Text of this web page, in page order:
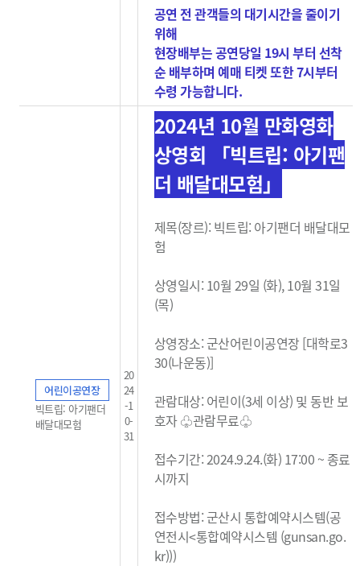
공연 전 관객들의 대기시간을 줄이기
위해
현장배부는 공연당일 19시 부터 선착
순 배부하며 예매 티켓 또한 7시부터
수령 가능합니다.
어린이공연장
빅트립: 아기팬더
배달대모험
20
24
-1
0-
31
2024년 10월 만화영화
상영회 「빅트립: 아기팬
더 배달대모험」
제목(장르): 빅트립: 아기팬더 배달대모
험
상영일시: 10월 29일 (화), 10월 31일
(목)
상영장소: 군산어린이공연장 [대학로3
30(나운동)]
관람대상: 어린이(3세 이상) 및 동반 보
호자 ♧관람무료♧
접수기간: 2024.9.24.(화) 17:00 ~ 종료
시까지
접수방법: 군산시 통합예약시스템(공
연전시<통합예약시스템 (gunsan.go.
kr)))